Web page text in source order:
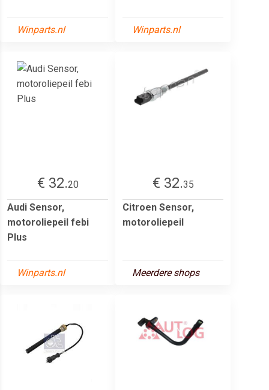
Winparts.nl Winparts.nl
€ 32.20
Audi Sensor,
motoroliepeil febi
Plus
Winparts.nl
€ 32.35
Citroen Sensor,
motoroliepeil
Meerdere shops